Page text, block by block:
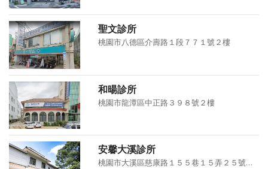
聖文診所
桃園市八德區介壽路１段７７１號２樓
和暘診所
桃園市龍潭區中正路３９８號２樓
安馨大溪診所
桃園市大溪區慈康路１５５巷１５弄２５號２樓